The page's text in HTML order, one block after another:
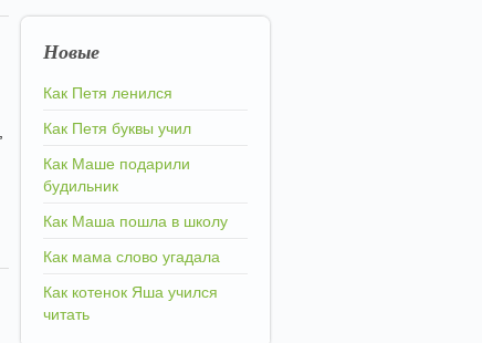
Новые
Как Петя ленился
Как Петя буквы учил
Как Маше подарили
будильник
Как Маша пошла в школу
Как мама слово угадала
Как котенок Яша учился
читать